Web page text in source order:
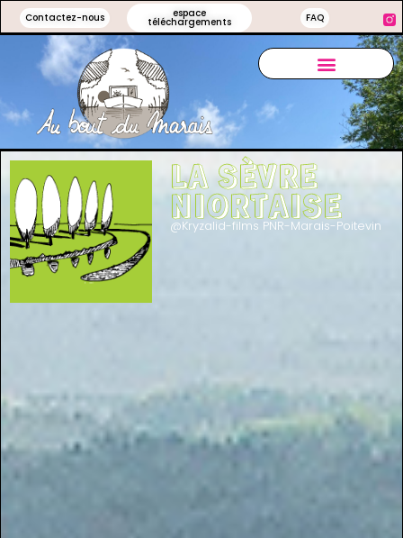
Contactez-nous espace
téléchargements FAQ
LA SÈVRE
NIORTAISE
@Kryzalid-films PNR-Marais-Poitevin